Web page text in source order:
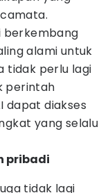
berkembang
alami untuk
tidak perlu lagi
perintah
dapat diakses
yang selalu
pribadi
tidak lagi